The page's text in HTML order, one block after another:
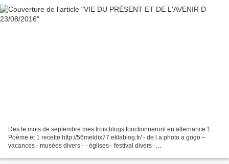
Des le mois de septembre mes trois blogs fonctionneront en alternance 1
Poème et 1 recette http://56meldix77.eklablog.fr/ - de l a photo a gogo –
vacances - musées divers - - églises– festival divers -